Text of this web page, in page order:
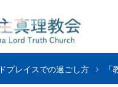
プレイスでの過ごし方